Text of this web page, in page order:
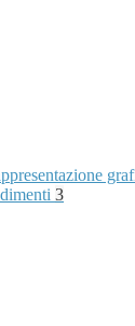
3